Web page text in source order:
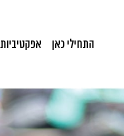
התחילי כאן אפקטיביות